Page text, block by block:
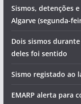
Sismos, detenções
Algarve (segunda-
Dois sismos
deles foi sentido
Sismo registado ao
EMARP alerta para